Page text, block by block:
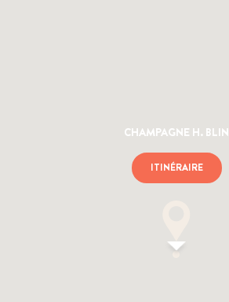
CHAMPAGNE H. BLIN
ITINÉRAIRE